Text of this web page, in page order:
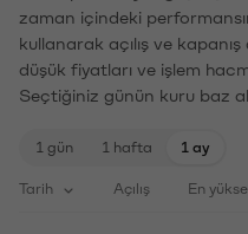
zaman içindeki
kullanarak açılış ve
düşük fiyatları ve işlem
Seçtiğiniz günün kuru baz
1 gün 1 hafta 1 ay
Tarih Açılış En